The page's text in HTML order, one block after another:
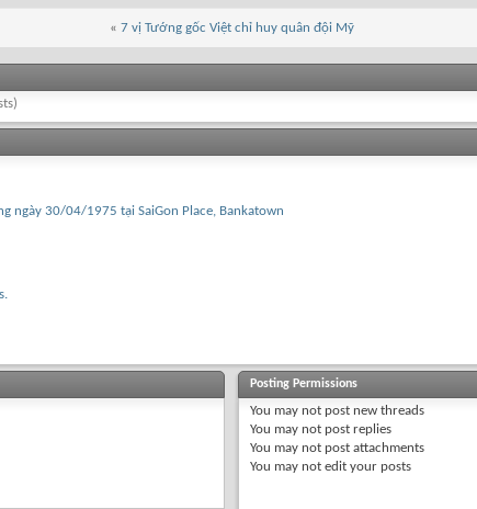
« 7 vị Tướng gốc Việt chỉ huy quân đội Mỹ
ngày 30/04/1975 tại SaiGon Place, Bankatown
Posting Permissions
You may not post new threads
You may not post replies
You may not post attachments
You may not edit your posts